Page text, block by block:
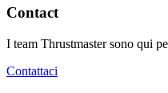
Contact
I team Thrustmaster sono qui
Contattaci